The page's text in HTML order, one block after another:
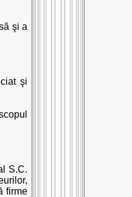
şi a
şi
S.C.
firme